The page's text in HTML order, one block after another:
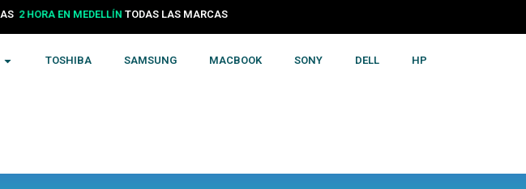
24 HORAS EN COLOMBIA TODAS LAS MARCAS
TOSHIBA SAMSUNG MACBOOK SONY DELL HP